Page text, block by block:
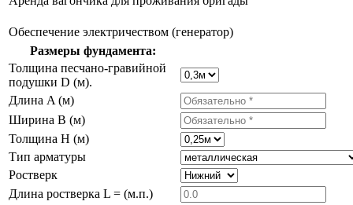
Обеспечение электричеством (генератор)
Размеры фундамента:
Толщина песчано-гравийной
подушки D (м).
Длина A (м)
Ширина B (м)
Толщина H (м)
Тип арматуры
Ростверк
Длина ростверка L = (м.п.)